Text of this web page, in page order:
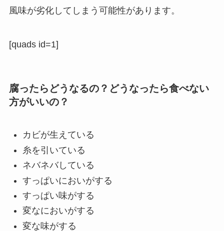
風味が劣化してしまう可能性があります。
[quads id=1]
腐ったらどうなるの？どうなったら食べない
方がいいの？
カビが生えている
糸を引いている
ネバネバしている
すっぱいにおいがする
すっぱい味がする
変なにおいがする
変な味がする